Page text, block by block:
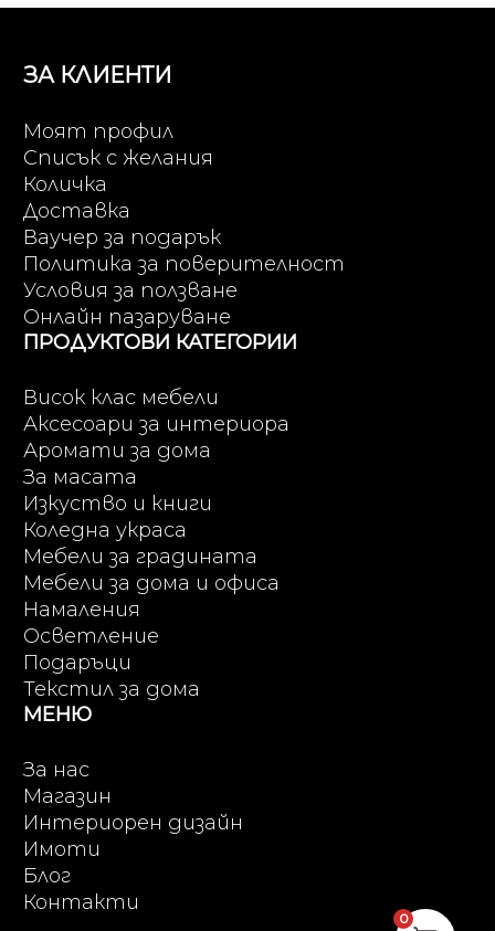
ЗА КЛИЕНТИ
Моят профил
Списък с желания
Количка
Доставка
Ваучер за подарък
Политика за поверителност
Условия за ползване
Онлайн пазаруване
ПРОДУКТОВИ КАТЕГОРИИ
Висок клас мебели
Аксесоари за интериора
Аромати за дома
За масата
Изкуство и книги
Коледна украса
Мебели за градината
Мебели за дома и офиса
Намаления
Осветление
Подаръци
Текстил за дома
МЕНЮ
За нас
Магазин
Интериорен дизайн
Имоти
Блог
Контакти
0